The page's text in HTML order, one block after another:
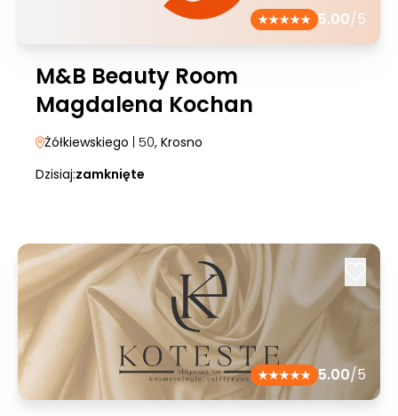
5.00/5
M&B Beauty Room
Magdalena Kochan
Żółkiewskiego | 50, Krosno
Dzisiaj:zamknięte
5.00/5